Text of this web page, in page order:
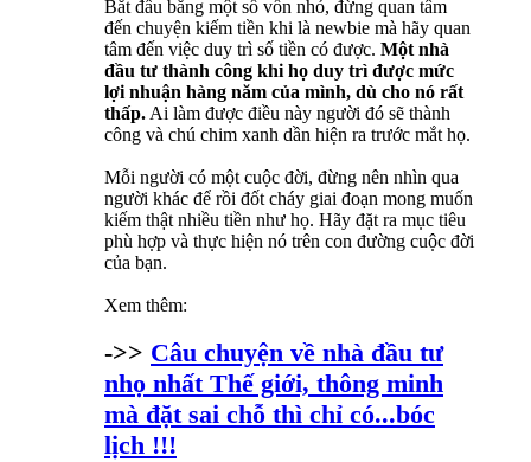
Bắt đầu bằng một số vốn nhỏ, đừng quan tâm
đến chuyện kiếm tiền khi là newbie mà hãy quan
tâm đến việc duy trì số tiền có được. Một nhà
đầu tư thành công khi họ duy trì được mức
lợi nhuận hàng năm của mình, dù cho nó rất
thấp. Ai làm được điều này người đó sẽ thành
công và chú chim xanh dần hiện ra trước mắt họ.
Mỗi người có một cuộc đời, đừng nên nhìn qua
người khác để rồi đốt cháy giai đoạn mong muốn
kiếm thật nhiều tiền như họ. Hãy đặt ra mục tiêu
phù hợp và thực hiện nó trên con đường cuộc đời
của bạn.
Xem thêm:
->> Câu chuyện về nhà đầu tư
nhọ nhất Thế giới, thông minh
mà đặt sai chỗ thì chỉ có...bóc
lịch !!!